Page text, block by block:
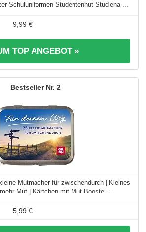
Schuluniformen Studentenhut Studiena ...
9,99 €
TOP ANGEBOT »
2
Mutmacher für zwischendurch | Kleines
Mut | Kärtchen mit Mut-Booste ...
5,99 €